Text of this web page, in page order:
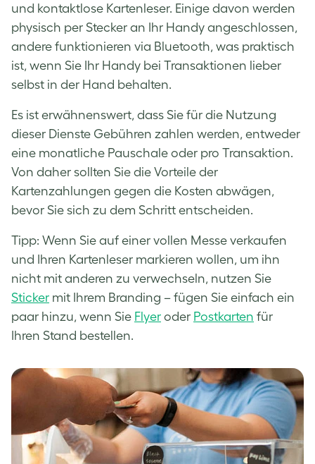
und kontaktlose Kartenleser. Einige davon werden
physisch per Stecker an Ihr Handy angeschlossen,
andere funktionieren via Bluetooth, was praktisch
ist, wenn Sie Ihr Handy bei Transaktionen lieber
selbst in der Hand behalten.
Es ist erwähnenswert, dass Sie für die Nutzung
dieser Dienste Gebühren zahlen werden, entweder
eine monatliche Pauschale oder pro Transaktion.
Von daher sollten Sie die Vorteile der
Kartenzahlungen gegen die Kosten abwägen,
bevor Sie sich zu dem Schritt entscheiden.
Tipp: Wenn Sie auf einer vollen Messe verkaufen
und Ihren Kartenleser markieren wollen, um ihn
nicht mit anderen zu verwechseln, nutzen Sie
Sticker mit Ihrem Branding – fügen Sie einfach ein
paar hinzu, wenn Sie Flyer oder Postkarten für
Ihren Stand bestellen.